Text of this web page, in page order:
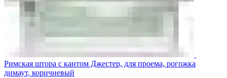
Римская штора с кантом Джестер, для проема, рогожка
димаут, коричневый